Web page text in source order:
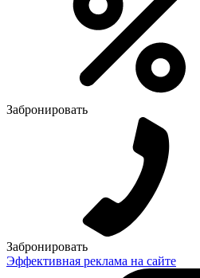
Забронировать
Забронировать
Эффективная реклама на сайте